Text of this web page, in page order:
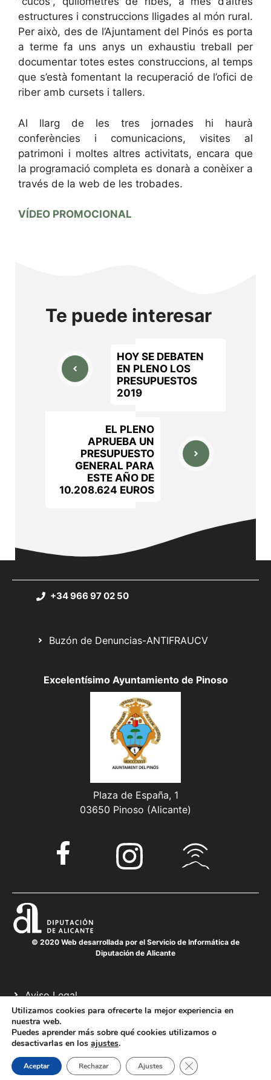
estructures i construccions lligades al món rural.
Per això, des de l’Ajuntament del Pinós es porta
a terme fa uns anys un exhaustiu treball per
documentar totes estes construccions, al temps
que s’està fomentant la recuperació de l’ofici de
riber amb cursets i tallers.
Al llarg de les tres jornades hi haurà
conferències i comunicacions, visites al
patrimoni i moltes altres activitats, encara que
la programació completa es donarà a conèixer a
través de la web de les trobades.
VÍDEO PROMOCIONAL
Te puede interesar
HOY SE DEBATEN
EN PLENO LOS
PRESUPUESTOS
2019
EL PLENO
APRUEBA UN
PRESUPUESTO
GENERAL PARA
ESTE AÑO DE
10.208.624 EUROS
+34 966 97 02 50
Buzón de Denuncias-ANTIFRAUCV
Excelentísimo Ayuntamiento de Pinoso
Plaza de España, 1
03650 Pinoso (Alicante)
© 2020 Web desarrollada por el Servicio de Informática de
Diputación de Alicante
Aviso Legal
Política de cookies
Política de privacidad
Utilizamos cookies para ofrecerte la mejor experiencia en
nuestra web.
Puedes aprender más sobre qué cookies utilizamos o
desactivarlas en los ajustes.
Aceptar Rechazar Ajustes Cerrar el banner de